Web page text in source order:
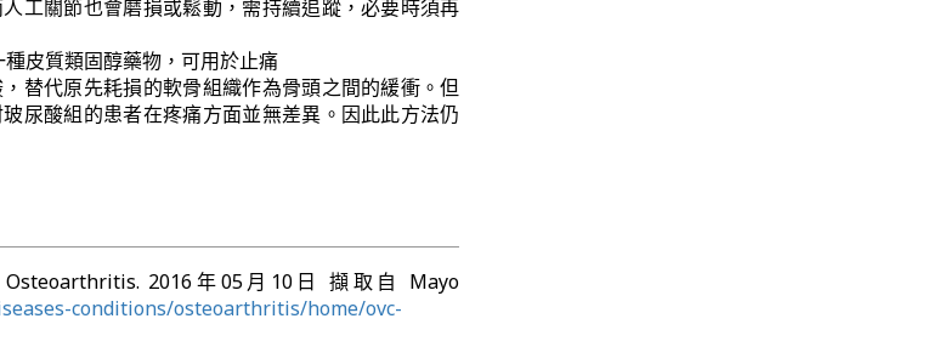
工關節也會磨損或鬆動，需持續追蹤，必要時須再
皮質類固醇藥物，可用於止痛
替代原先耗損的軟骨組織作為骨頭之間的緩衝。但
尿酸組的患者在疼痛方面並無差異。因此此方法仍
2016年05月10日 擷取自 Mayo
conditions/osteoarthritis/home/ovc-